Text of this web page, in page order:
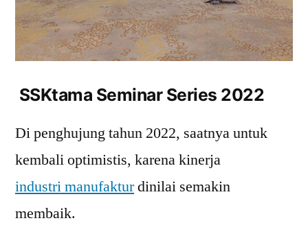
SSKtama Seminar Series 2022
Di penghujung tahun 2022, saatnya untuk
kembali optimistis, karena kinerja
industri manufakturdinilai semakin
membaik.